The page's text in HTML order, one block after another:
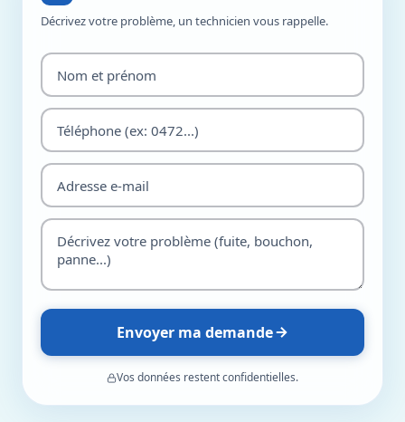
Décrivez votre problème, un technicien vous rappelle.
Envoyer ma demande
Vos données restent confidentielles.